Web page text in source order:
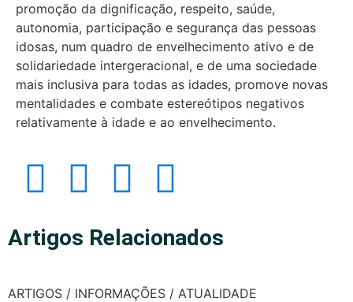
promoção da dignificação, respeito, saúde,
autonomia, participação e segurança das pessoas
idosas, num quadro de envelhecimento ativo e de
solidariedade intergeracional, e de uma sociedade
mais inclusiva para todas as idades, promove novas
mentalidades e combate estereótipos negativos
relativamente à idade e ao envelhecimento.
Artigos Relacionados
ARTIGOS / INFORMAÇÕES / ATUALIDADE